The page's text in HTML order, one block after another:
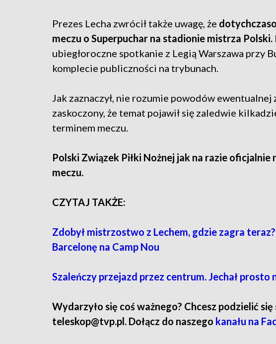
Prezes Lecha zwrócił także uwagę, że
meczu o Superpuchar na stadionie mistrza Polski.
ubiegłoroczne spotkanie z Legią Warszawa przy
komplecie publiczności na trybunach.
Jak zaznaczył, nie rozumie powodów
zaskoczony, że temat pojawił się zaledwie
terminem meczu.
Polski Związek Piłki Nożnej jak na razie
meczu.
CZYTAJ TAKŻE:
Zdobył mistrzostwo z Lechem, gdzie zagra
Barcelonę na Camp Nou
Szaleńczy przejazd przez centrum. Jechał prosto
Wydarzyło się coś ważnego? Chcesz podzielić
teleskop@tvp.pl. Dołącz do naszego kanału na